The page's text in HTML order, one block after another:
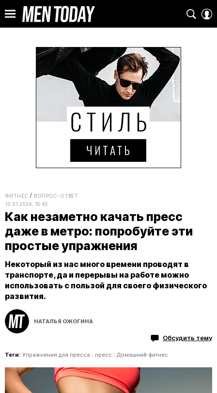
ФИТНЕС
ВОПРОС-ОТВЕТ
10.01.2024, 15:45
Как незаметно качать пресс
даже в метро: попробуйте эти
простые упражнения
Некоторый из нас много времени проводят в
транспорте, да и перерывы на работе можно
использовать с пользой для своего физического
развития.
НАТАЛЬЯ ОЖОГИНА
Обсудить тему
Теги: Упражнения для пресса пресс Домашний фитнес